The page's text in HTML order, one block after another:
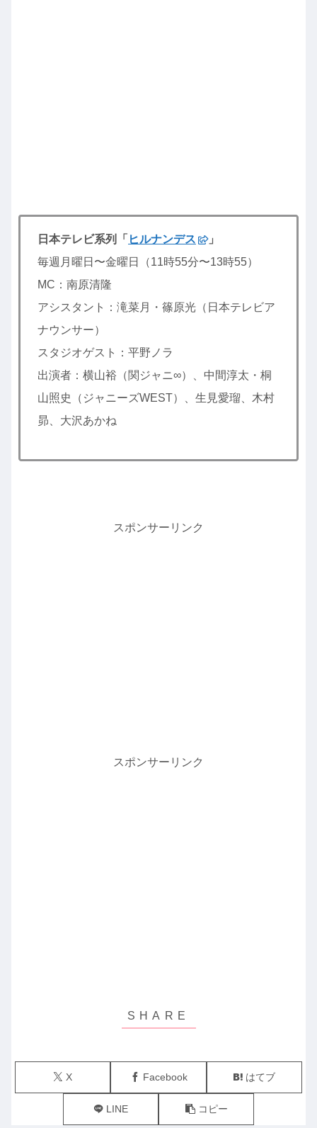
日本テレビ系列「 ヒルナンデス
」
毎週月曜日〜金曜日（11時55分〜13時55）
MC：南原清隆
アシスタント：滝菜月・篠原光（日本テレビア
ナウンサー）
スタジオゲスト：平野ノラ
出演者：横山裕（関ジャニ∞）、中間淳太・桐
山照史（ジャニーズWEST）、生見愛瑠、木村
昴、大沢あかね
スポンサーリンク
スポンサーリンク
X Facebook はてブ
LINE コピー